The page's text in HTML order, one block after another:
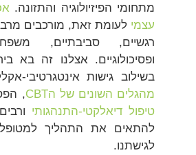
מתחומי הפיזיולוגיה והתזונה.
עצמי לעומת זאת, מורכבים
רגשיים, סביבתיים,
ופסיכולוגיים. אצלנו זה בא
בשילוב גישות אינטגרטיבי-
מהגלים השונים של הCBT
,
טיפול דיאלקטי-התנהגותי
להתאים את התהליך
לגישתנו.